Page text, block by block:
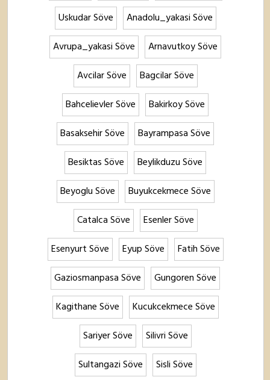
Uskudar Söve
Anadolu_yakasi Söve
Avrupa_yakasi Söve
Arnavutkoy Söve
Avcilar Söve
Bagcilar Söve
Bahcelievler Söve
Bakirkoy Söve
Basaksehir Söve
Bayrampasa Söve
Besiktas Söve
Beylikduzu Söve
Beyoglu Söve
Buyukcekmece Söve
Catalca Söve
Esenler Söve
Esenyurt Söve
Eyup Söve
Fatih Söve
Gaziosmanpasa Söve
Gungoren Söve
Kagithane Söve
Kucukcekmece Söve
Sariyer Söve
Silivri Söve
Sultangazi Söve
Sisli Söve